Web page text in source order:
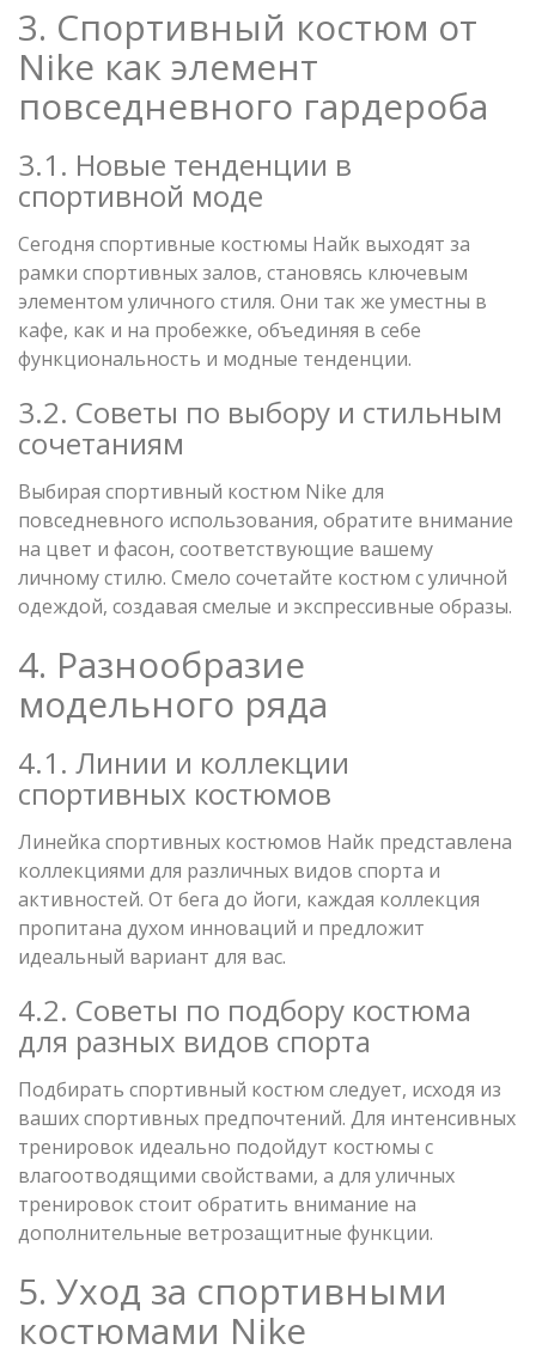
3. Спортивный костюм от
Nike как элемент
повседневного гардероба
3.1. Новые тенденции в
спортивной моде
Сегодня спортивные костюмы Найк выходят за
рамки спортивных залов, становясь ключевым
элементом уличного стиля. Они так же уместны в
кафе, как и на пробежке, объединяя в себе
функциональность и модные тенденции.
3.2. Советы по выбору и стильным
сочетаниям
Выбирая спортивный костюм Nike для
повседневного использования, обратите внимание
на цвет и фасон, соответствующие вашему
личному стилю. Смело сочетайте костюм с уличной
одеждой, создавая смелые и экспрессивные образы.
4. Разнообразие
модельного ряда
4.1. Линии и коллекции
спортивных костюмов
Линейка спортивных костюмов Найк представлена
коллекциями для различных видов спорта и
активностей. От бега до йоги, каждая коллекция
пропитана духом инноваций и предложит
идеальный вариант для вас.
4.2. Советы по подбору костюма
для разных видов спорта
Подбирать спортивный костюм следует, исходя из
ваших спортивных предпочтений. Для интенсивных
тренировок идеально подойдут костюмы с
влагоотводящими свойствами, а для уличных
тренировок стоит обратить внимание на
дополнительные ветрозащитные функции.
5. Уход за спортивными
костюмами Nike